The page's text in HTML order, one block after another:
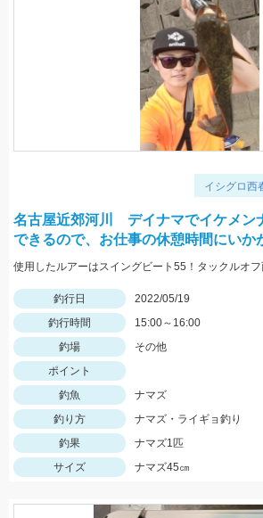
イシグロ西
名古屋近郊河川 デイナマでイケメン
できるので、お仕事の休憩時間にいか
釣行日
2022/05/19
釣行時間
15:00～16:00
釣場
その他
ポイント
釣魚
ナマズ
釣り方
ナマズ・ライギョ釣り
釣果
ナマズ1匹
サイズ
ナマズ45㎝